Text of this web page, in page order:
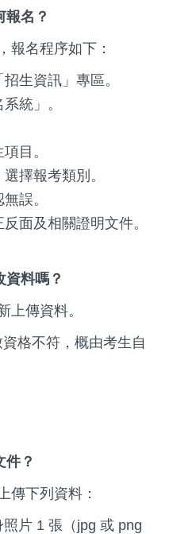
報名？
報名程序如下：
生資訊」專區。
統」。
目。
擇報考類別。
誤。
面及相關證明文件。
資料嗎？
上傳資料。
格不符，概由考生自
件？
傳下列資料：
片 1 張（jpg 或 png